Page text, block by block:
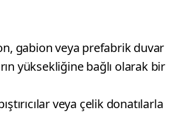
gabion veya prefabrik duvar
yüksekliğine bağlı olarak bir
veya çelik donatılarla